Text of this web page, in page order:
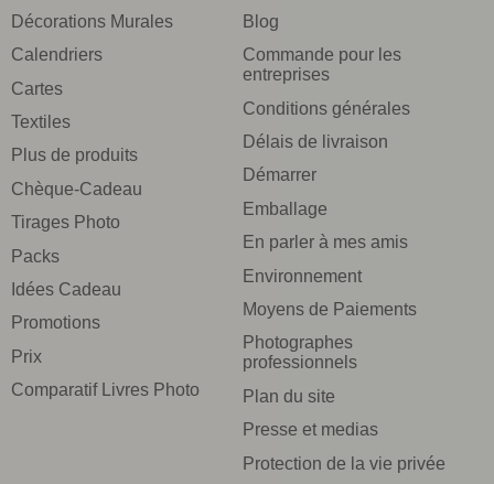
Décorations Murales
Calendriers
Cartes
Textiles
Plus de produits
Chèque-Cadeau
Tirages Photo
Packs
Idées Cadeau
Promotions
Prix
Comparatif Livres Photo
Blog
Commande pour les
entreprises
Conditions générales
Délais de livraison
Démarrer
Emballage
En parler à mes amis
Environnement
Moyens de Paiements
Photographes
professionnels
Plan du site
Presse et medias
Protection de la vie privée